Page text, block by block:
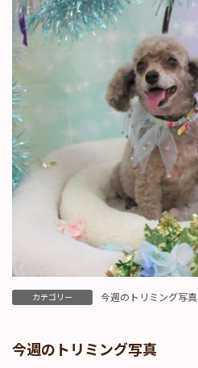
カテゴリー 今週のトリミング写真
今週のトリミング写真